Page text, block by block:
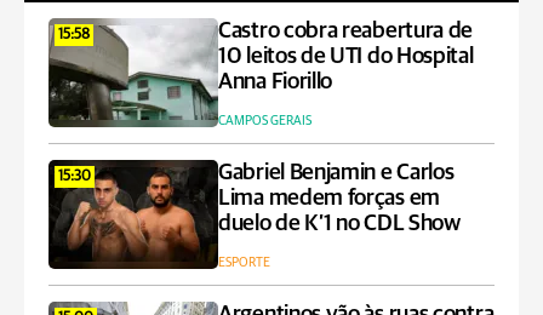
15:58
Castro cobra reabertura de
10 leitos de UTI do Hospital
Anna Fiorillo
CAMPOS GERAIS
15:30
Gabriel Benjamin e Carlos
Lima medem forças em
duelo de K’1 no CDL Show
ESPORTE